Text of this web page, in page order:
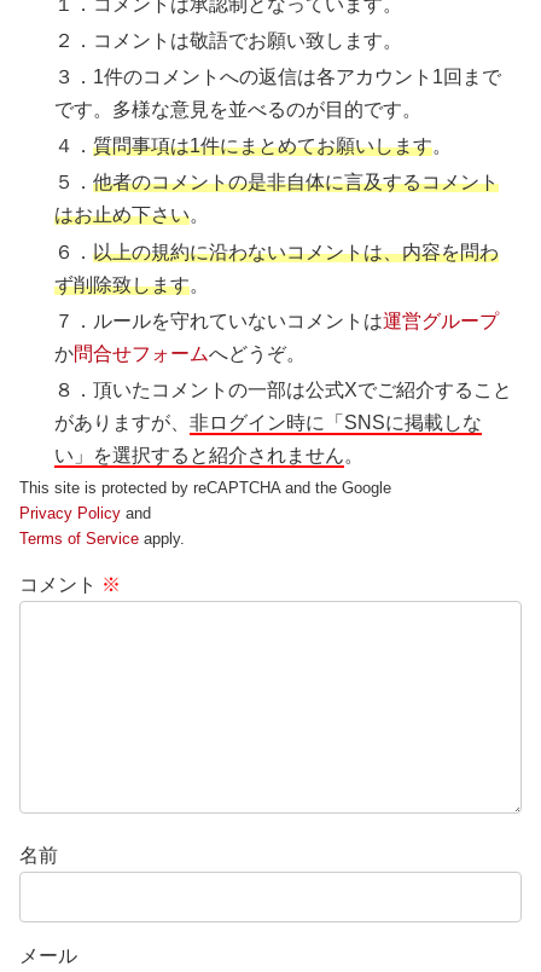
２．コメントは敬語でお願い致します。
３．1件のコメントへの返信は各アカウント1回まで
です。多様な意見を並べるのが目的です。
４．質問事項は1件にまとめてお願いします。
５．他者のコメントの是非自体に言及するコメント
はお止め下さい。
６．以上の規約に沿わないコメントは、内容を問わ
ず削除致します。
７．ルールを守れていないコメントは運営グループ
か問合せフォームへどうぞ。
８．頂いたコメントの一部は公式Xでご紹介すること
がありますが、非ログイン時に「SNSに掲載しな
い」を選択すると紹介されません。
This site is protected by reCAPTCHA and the Google
Privacy Policy and
Terms of Service apply.
コメント ※
名前
メール